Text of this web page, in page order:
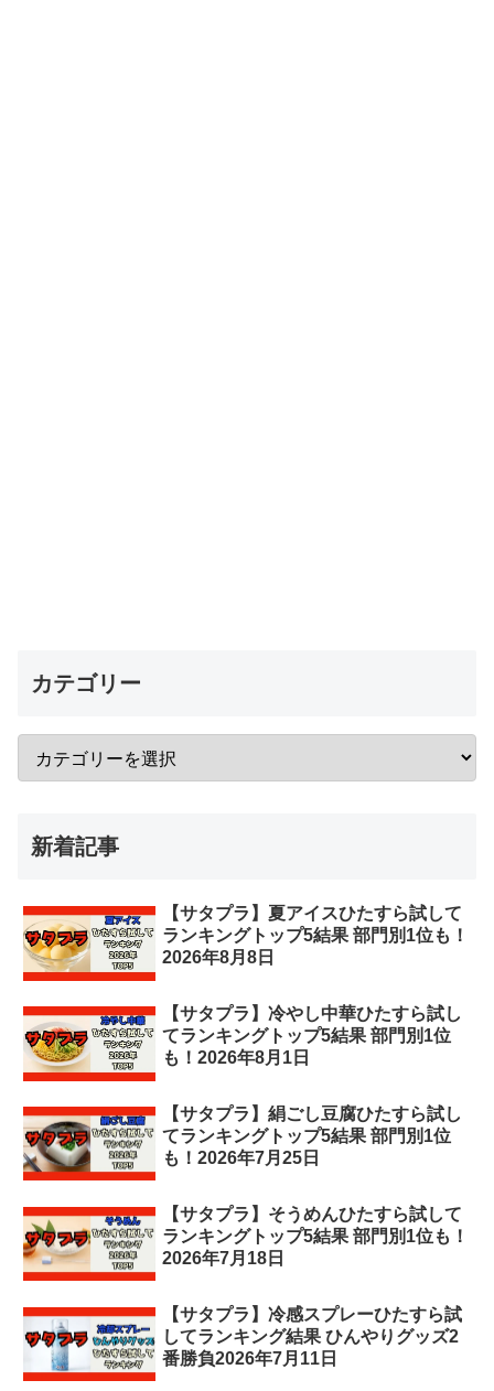
カテゴリー
新着記事
【サタプラ】夏アイスひたすら試して
ランキングトップ5結果 部門別1位も！
2026年8月8日
【サタプラ】冷やし中華ひたすら試し
てランキングトップ5結果 部門別1位
も！2026年8月1日
【サタプラ】絹ごし豆腐ひたすら試し
てランキングトップ5結果 部門別1位
も！2026年7月25日
【サタプラ】そうめんひたすら試して
ランキングトップ5結果 部門別1位も！
2026年7月18日
【サタプラ】冷感スプレーひたすら試
してランキング結果 ひんやりグッズ2
番勝負2026年7月11日